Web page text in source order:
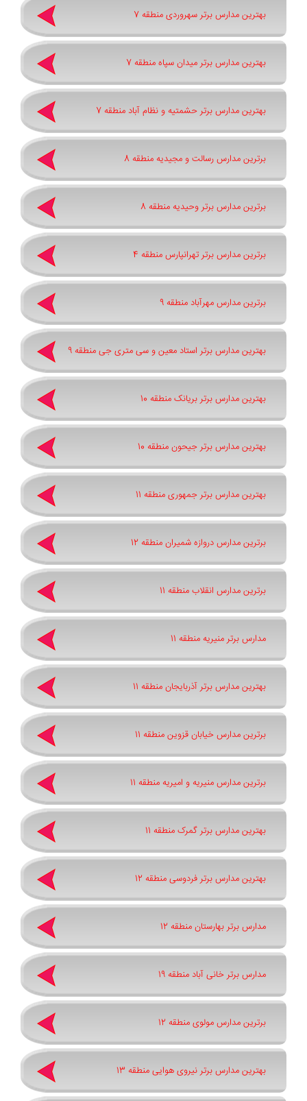
بهترین مدارس برتر سهروردی منطقه 7
بهترین مدارس برتر میدان سپاه منطقه 7
بهترین مدارس برتر حشمتیه و نظام آباد منطقه 7
برترین مدارس رسالت و مجیدیه منطقه 8
برترین مدارس برتر وحیدیه منطقه 8
برترین مدارس برتر تهرانپارس منطقه 4
برترین مدارس مهرآباد منطقه 9
بهترین مدارس برتر استاد معین و سی متری جی منطقه 9
بهترین مدارس برتر بریانک منطقه 10
بهترین مدارس برتر جیحون منطقه 10
بهترین مدارس برتر جمهوری منطقه 11
برترین مدارس دروازه شمیران منطقه 12
برترین مدارس انقلاب منطقه 11
مدارس برتر منیریه منطقه 11
بهترین مدارس برتر آذربایجان منطقه 11
برترین مدارس خیابان قزوین منطقه 11
برترین مدارس منیریه و امیریه منطقه 11
بهترین مدارس برتر گمرک منطقه 11
بهترین مدارس برتر فردوسی منطقه 12
مدارس برتر بهارستان منطقه 12
مدارس برتر خانی آباد منطقه 19
برترین مدارس مولوی منطقه 12
بهترین مدارس برتر نیروی هوایی منطقه 13